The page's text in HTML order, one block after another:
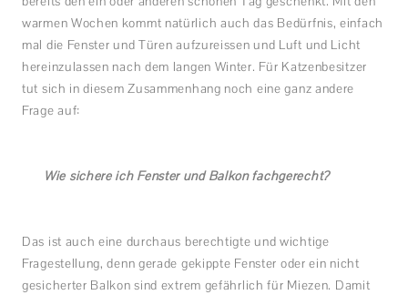
warmen Wochen kommt natürlich auch das Bedürfnis, einfach
mal die Fenster und Türen aufzureissen und Luft und Licht
hereinzulassen nach dem langen Winter. Für Katzenbesitzer
tut sich in diesem Zusammenhang noch eine ganz andere
Frage auf:
Wie sichere ich Fenster und Balkon fachgerecht?
Das ist auch eine durchaus berechtigte und wichtige
Fragestellung, denn gerade gekippte Fenster oder ein nicht
gesicherter Balkon sind extrem gefährlich für Miezen. Damit